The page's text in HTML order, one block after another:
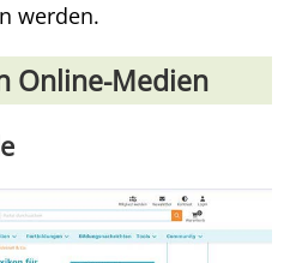
werden.
Online-Medien